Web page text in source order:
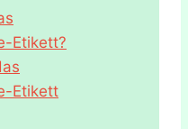
Etikett?
Etikett